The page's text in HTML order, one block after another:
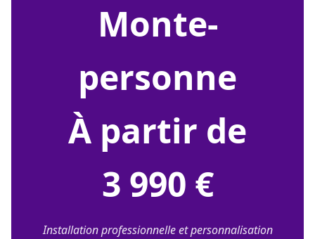
monte-
personne
À partir de
3 990 €
Installation professionnelle et personnalisation